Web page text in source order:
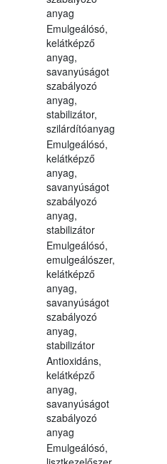
anyag
Emulgeálósó,
kelátképző
anyag,
savanyúságot
szabályozó
anyag,
stabilizátor,
szilárdítóanyag
Emulgeálósó,
kelátképző
anyag,
savanyúságot
szabályozó
anyag,
stabilizátor
Emulgeálósó,
emulgeálószer,
kelátképző
anyag,
savanyúságot
szabályozó
anyag,
stabilizátor
Antioxidáns,
kelátképző
anyag,
savanyúságot
szabályozó
anyag
Emulgeálósó,